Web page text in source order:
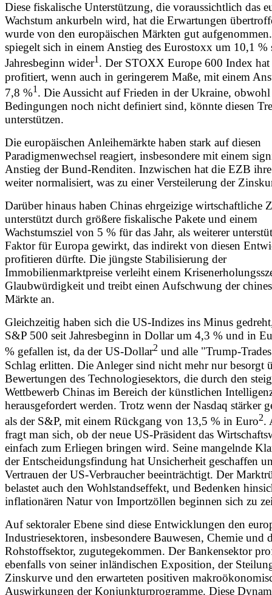
Diese fiskalische Unterstützung, die voraussichtlich das
Wachstum ankurbeln wird, hat die Erwartungen
wurde von den europäischen Märkten gut
spiegelt sich in einem Anstieg des Eurostoxx um 10,1 %
Jahresbeginn wider1 . Der STOXX Europe 600 Index hat
profitiert, wenn auch in geringerem Maße, mit einem
7,8 %1 . Die Aussicht auf Frieden in der Ukraine,
Bedingungen noch nicht definiert sind, könnte diesen
unterstützen.
Die europäischen Anleihemärkte haben stark auf diesen
Paradigmenwechsel reagiert, insbesondere mit einem
Anstieg der Bund-Renditen. Inzwischen hat die EZB
weiter normalisiert, was zu einer Versteilerung der
Darüber hinaus haben Chinas ehrgeizige wirtschaftliche
unterstützt durch größere fiskalische Pakete und einem
Wachstumsziel von 5 % für das Jahr, als weiterer
Faktor für Europa gewirkt, das indirekt von diesen
profitieren dürfte. Die jüngste Stabilisierung der
Immobilienmarktpreise verleiht einem
Glaubwürdigkeit und treibt einen Aufschwung der
Märkte an.
Gleichzeitig haben sich die US-Indizes ins Minus
S&P 500 seit Jahresbeginn in Dollar um 4,3 % und in
% gefallen ist, da der US-Dollar2 und alle "Trump-
Schlag erlitten. Die Anleger sind nicht mehr nur besorgt
Bewertungen des Technologiesektors, die durch den
Wettbewerb Chinas im Bereich der künstlichen
herausgefordert werden. Trotz wenn der Nasdaq stärker
als der S&P, mit einem Rückgang von 13,5 % in Euro2.
fragt man sich, ob der neue US-Präsident das
einfach zum Erliegen bringen wird. Seine mangelnde
der Entscheidungsfindung hat Unsicherheit geschaffen
Vertrauen der US-Verbraucher beeinträchtigt. Der
belastet auch den Wohlstandseffekt, und Bedenken
inflationären Natur von Importzöllen beginnen sich zu
Auf sektoraler Ebene sind diese Entwicklungen den
Industriesektoren, insbesondere Bauwesen, Chemie und
Rohstoffsektor, zugutegekommen. Der Bankensektor
ebenfalls von seiner inländischen Exposition, der
Zinskurve und den erwarteten positiven
Auswirkungen der Konjunkturprogramme. Diese